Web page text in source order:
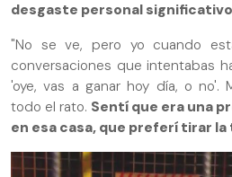
desgaste personal significativo
"No se ve, pero yo cuando
conversaciones que intentabas
'oye, vas a ganar hoy día, o no'.
todo el rato. Sentí que era una
en esa casa, que preferí tirar la